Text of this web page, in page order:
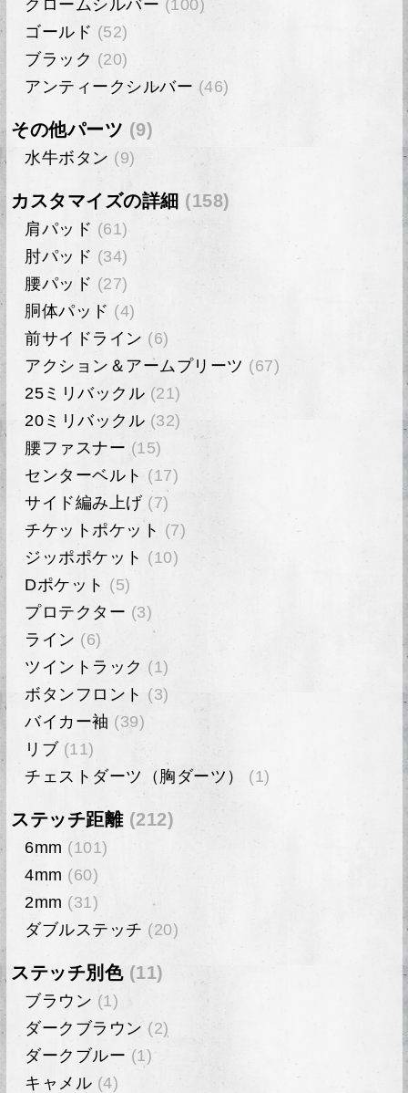
クロームシルバー (100)
ゴールド (52)
ブラック (20)
アンティークシルバー (46)
その他パーツ (9)
水牛ボタン (9)
カスタマイズの詳細 (158)
肩パッド (61)
肘パッド (34)
腰パッド (27)
胴体パッド (4)
前サイドライン (6)
アクション＆アームプリーツ (67)
25ミリバックル (21)
20ミリバックル (32)
腰ファスナー (15)
センターベルト (17)
サイド編み上げ (7)
チケットポケット (7)
ジッポポケット (10)
Dポケット (5)
プロテクター (3)
ライン (6)
ツイントラック (1)
ボタンフロント (3)
バイカー袖 (39)
リブ(11)
チェストダーツ（胸ダーツ）
(1)
ステッチ距離(212)
6mm (101)
4mm (60)
2mm (31)
ダブルステッチ (20)
ステッチ別色(11)
ブラウン (1)
ダークブラウン(2)
ダークブルー (1)
キャメル (4)